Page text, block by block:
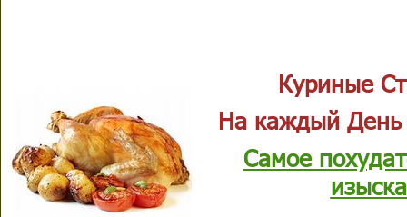
Куриные
На каждый
Самое